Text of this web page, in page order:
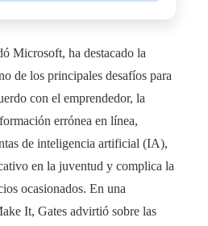
Microsoft, ha destacado la
de los principales desafíos para
con el emprendedor, la
errónea en línea,
de inteligencia artificial (IA),
en la juventud y complica la
ocasionados. En una
It, Gates advirtió sobre las